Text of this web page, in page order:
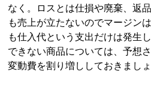
なく。ロスとは仕損や廃棄、返
も売上が立たないのでマージン
も仕入代という支出だけは発生
できない商品については、予想
変動費を割り増ししておきましょ